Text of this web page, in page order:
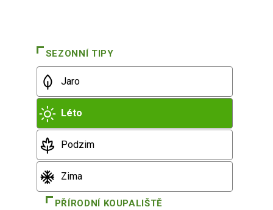
SEZONNÍ TIPY
Jaro
Léto
Podzim
Zima
PŘÍRODNÍ KOUPALIŠTĚ